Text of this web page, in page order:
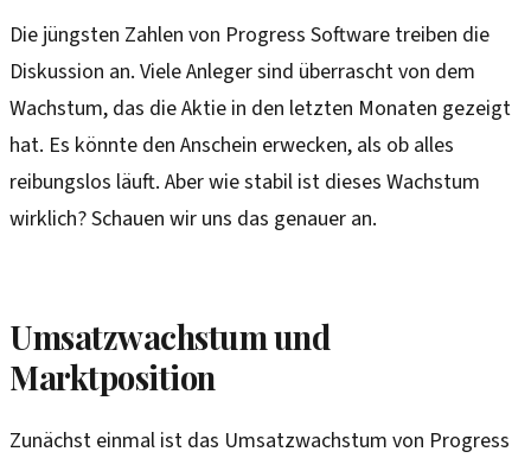
Die jüngsten Zahlen von Progress Software treiben die
Diskussion an. Viele Anleger sind überrascht von dem
Wachstum, das die Aktie in den letzten Monaten gezeigt
hat. Es könnte den Anschein erwecken, als ob alles
reibungslos läuft. Aber wie stabil ist dieses Wachstum
wirklich? Schauen wir uns das genauer an.
Umsatzwachstum und
Marktposition
Zunächst einmal ist das Umsatzwachstum von Progress